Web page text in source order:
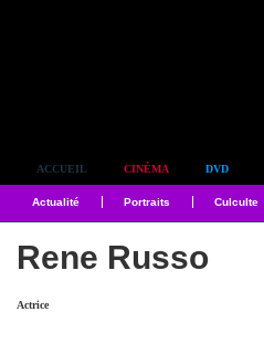
ACCUEIL CINÉMA DVD
Actualité Portraits Culculte
Rene Russo
Actrice